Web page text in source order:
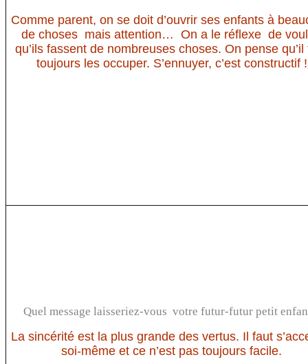
Comme parent, on se doit d’ouvrir ses enfants à
de choses mais attention… On a le réflexe de
qu’ils fassent de nombreuses choses. On pense qu’il
toujours les occuper. S’ennuyer, c’est constructif !
Quel message laisseriez-vous votre futur-futur petit
La sincérité est la plus grande des vertus. Il faut
soi-même et ce n’est pas toujours facile.